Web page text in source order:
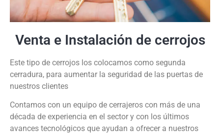
Venta e Instalación de cerrojos
Este tipo de cerrojos los colocamos como segunda
cerradura, para aumentar la seguridad de las puertas de
nuestros clientes
Contamos con un equipo de cerrajeros con más de una
década de experiencia en el sector y con los últimos
avances tecnológicos que ayudan a ofrecer a nuestros